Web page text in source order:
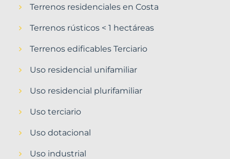
Terrenos residenciales en Costa
Terrenos rústicos < 1 hectáreas
Terrenos edificables Terciario
Uso residencial unifamiliar
Uso residencial plurifamiliar
Uso terciario
Uso dotacional
Uso industrial